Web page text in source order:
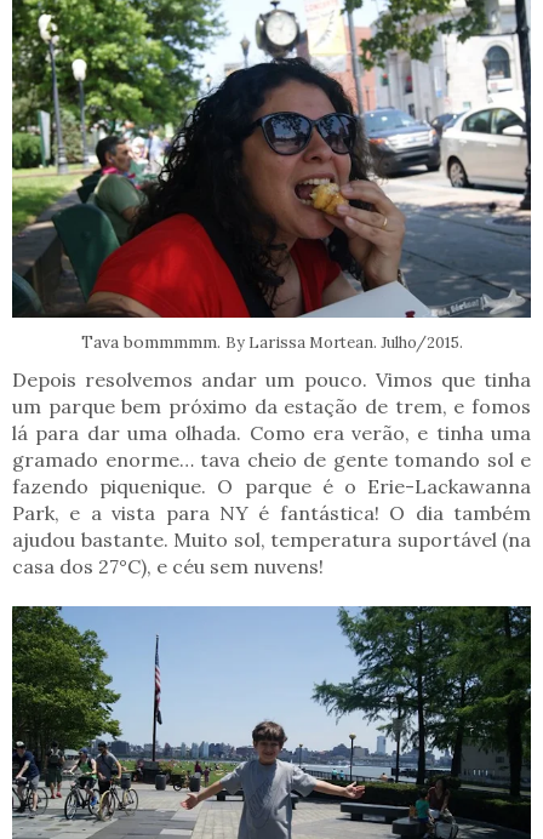
Tava bommmmm. By Larissa Mortean. Julho/2015.
Depois resolvemos andar um pouco. Vimos que tinha
um parque bem próximo da estação de trem, e fomos
lá para dar uma olhada. Como era verão, e tinha uma
gramado enorme… tava cheio de gente tomando sol e
fazendo piquenique. O parque é o Erie-Lackawanna
Park, e a vista para NY é fantástica! O dia também
ajudou bastante. Muito sol, temperatura suportável (na
casa dos 27°C), e céu sem nuvens!